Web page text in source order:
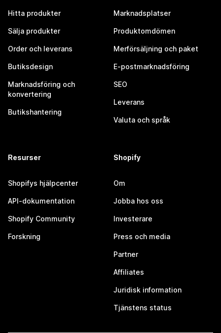
Hitta produkter
Sälja produkter
Order och leverans
Butiksdesign
Marknadsföring och
konvertering
Butikshantering
Marknadsplatser
Produktomdömen
Merförsäljning och paket
E-postmarknadsföring
SEO
Leverans
Valuta och språk
Resurser
Shopifys hjälpcenter
API-dokumentation
Shopify Community
Forskning
Shopify
Om
Jobba hos oss
Investerare
Press och media
Partner
Affiliates
Juridisk information
Tjänstens status